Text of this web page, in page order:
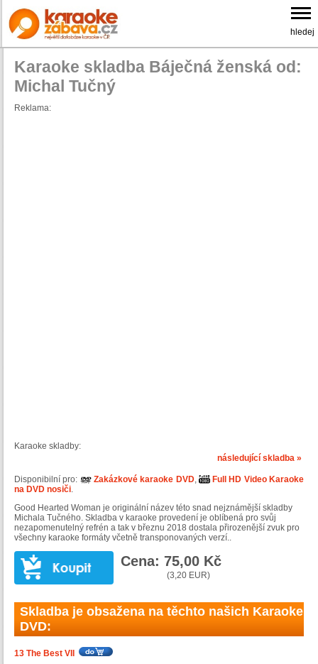
hledej
Karaoke skladba Báječná ženská od:
Michal Tučný
Reklama:
Karaoke skladby:
následující skladba »
Disponibilní pro: Zakázkové karaoke DVD,
Full HD Video Karaoke
na DVD nosiči.
Good Hearted Woman je originální název této snad nejznámější skladby
Michala Tučného. Skladba v karaoke provedení je oblíbená pro svůj
nezapomenutelný refrén a tak v březnu 2018 dostala přirozenější zvuk pro
všechny karaoke formáty včetně transponovaných verzí..
Cena: 75,00 Kč
(3,20 EUR)
Skladba je obsažena na těchto našich Karaoke
DVD:
13 The Best VII